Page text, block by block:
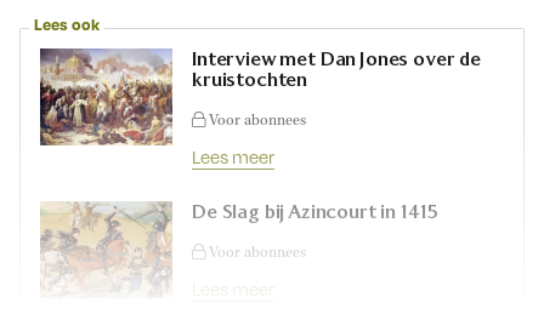
Lees ook
Interview met Dan Jones over de
kruistochten
Voor abonnees
Lees meer
De Slag bij Azincourt in 1415
Voor abonnees
Lees meer